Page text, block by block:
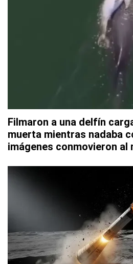
Filmaron a una delfín
muerta mientras nadaba
imágenes conmovieron al